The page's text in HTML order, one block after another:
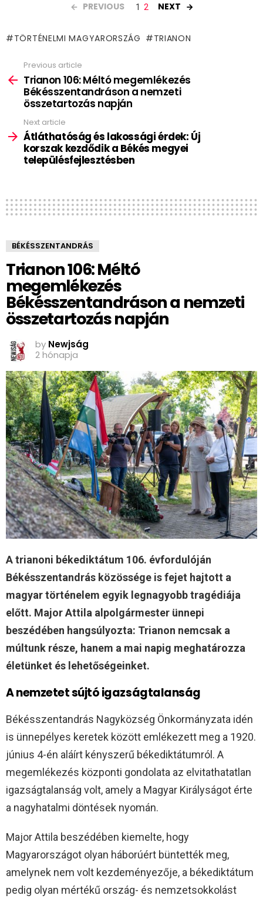
PREVIOUS 1 2 NEXT
TÖRTÉNELMI MAGYARORSZÁG TRIANON
more
Previous article
Trianon 106: Méltó megemlékezés
Békésszentandráson a nemzeti
összetartozás napján
Next article
Átláthatóság és lakossági érdek: Új
korszak kezdődik a Békés megyei
településfejlesztésben
BÉKÉSSZENTANDRÁS
Trianon 106: Méltó
megemlékezés
Békésszentandráson a nemzeti
összetartozás napján
by Newjság
2 hónapja
A trianoni békediktátum 106. évfordulóján
Békésszentandrás közössége is fejet hajtott a
magyar történelem egyik legnagyobb tragédiája
előtt. Major Attila alpolgármester ünnepi
beszédében hangsúlyozta: Trianon nemcsak a
múltunk része, hanem a mai napig meghatározza
életünket és lehetőségeinket.
A nemzetet sújtó igazságtalanság
Békésszentandrás Nagyközség Önkormányzata idén
is ünnepélyes keretek között emlékezett meg a 1920.
június 4-én aláírt kényszerű békediktátumról. A
megemlékezés központi gondolata az elvitathatatlan
igazságtalanság volt, amely a Magyar Királyságot érte
a nagyhatalmi döntések nyomán.
Major Attila beszédében kiemelte, hogy
Magyarországot olyan háborúért büntették meg,
amelynek nem volt kezdeményezője, a békediktátum
pedig olyan mértékű ország- és nemzetsokkolást